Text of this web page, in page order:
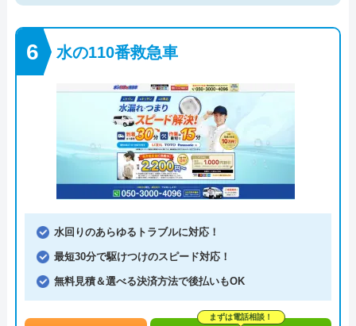
水の110番救急車
水回りのあらゆるトラブルに対応！
最短30分で駆けつけのスピード対応！
無料見積＆選べる決済方法で後払いもOK
まずは電話相談！